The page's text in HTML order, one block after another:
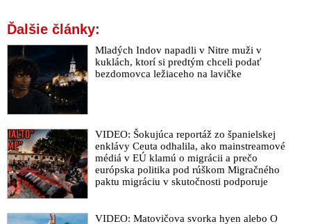
Ďalšie články:
Mladých Indov napadli v Nitre muži v
kuklách, ktorí si predtým chceli podať
bezdomovca ležiaceho na lavičke
VIDEO: Šokujúca reportáž zo španielskej
enklávy Ceuta odhalila, ako mainstreamové
médiá v EÚ klamú o migrácii a prečo
európska politika pod rúškom Migračného
paktu migráciu v skutočnosti podporuje
VIDEO: Matovičova svorka hyen alebo O